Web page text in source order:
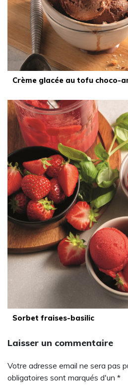
Crème glacée au tofu choco-
Sorbet fraises-basilic
Laisser un commentaire
Votre adresse email ne sera pas
obligatoires sont marqués d'un *